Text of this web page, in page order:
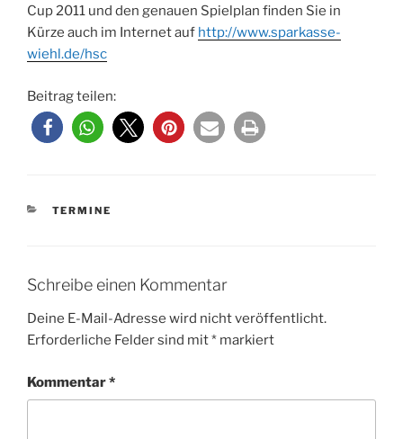
Cup 2011 und den genauen Spielplan finden Sie in
Kürze auch im Internet auf http://www.sparkasse-
wiehl.de/hsc
Beitrag teilen:
KATEGORIEN
TERMINE
Schreibe einen Kommentar
Deine E-Mail-Adresse wird nicht veröffentlicht.
Erforderliche Felder sind mit* markiert
Kommentar*